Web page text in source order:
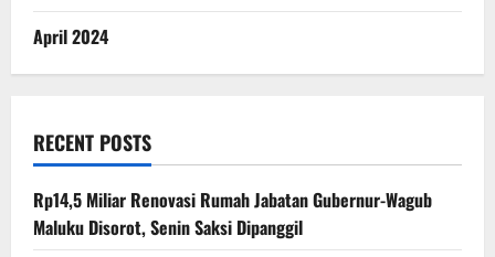
April 2024
RECENT POSTS
Rp14,5 Miliar Renovasi Rumah Jabatan Gubernur-Wagub
Maluku Disorot, Senin Saksi Dipanggil